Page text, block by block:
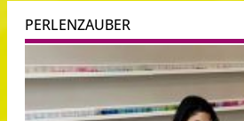
PERLENZAUBER